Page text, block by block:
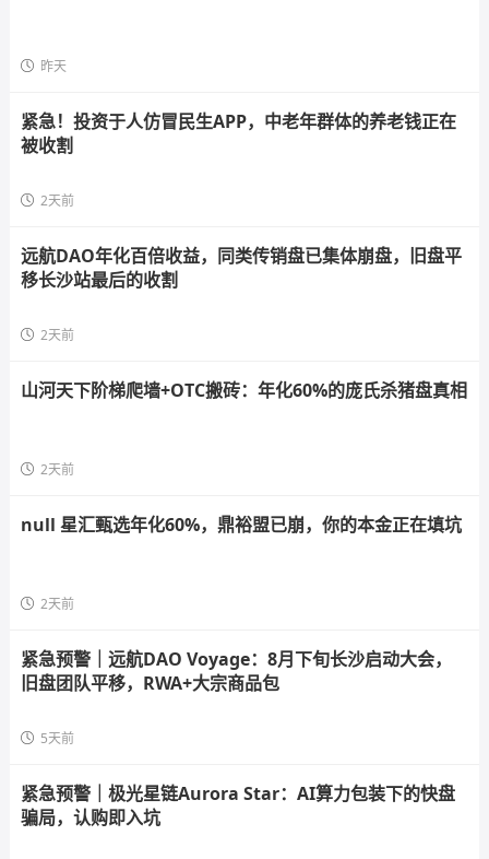
昨天
紧急！投资于人仿冒民生APP，中老年群体的养老钱正在
被收割
2天前
远航DAO年化百倍收益，同类传销盘已集体崩盘，旧盘平
移长沙站最后的收割
2天前
山河天下阶梯爬墙+OTC搬砖：年化60%的庞氏杀猪盘真相
2天前
null 星汇甄选年化60%，鼎裕盟已崩，你的本金正在填坑
2天前
紧急预警｜远航DAO Voyage：8月下旬长沙启动大会，
旧盘团队平移，RWA+大宗商品包
5天前
紧急预警｜极光星链Aurora Star：AI算力包装下的快盘
骗局，认购即入坑